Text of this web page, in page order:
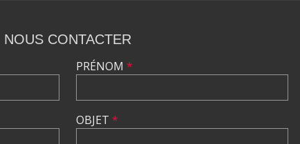
NOUS CONTACTER
PRÉNOM *
OBJET *